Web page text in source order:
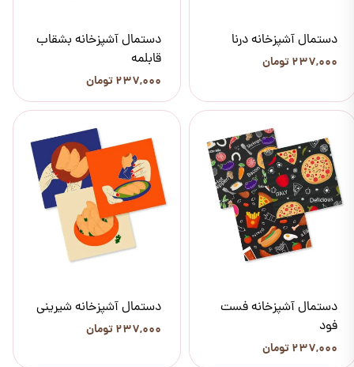
دستمال آشپزخانه درنا
۲۳۷,۰۰۰ تومان
دستمال آشپزخانه بشقاب
قابلمه
۲۳۷,۰۰۰ تومان
دستمال آشپزخانه فست
فود
۲۳۷,۰۰۰ تومان
دستمال آشپزخانه شیرینی
۲۳۷,۰۰۰ تومان